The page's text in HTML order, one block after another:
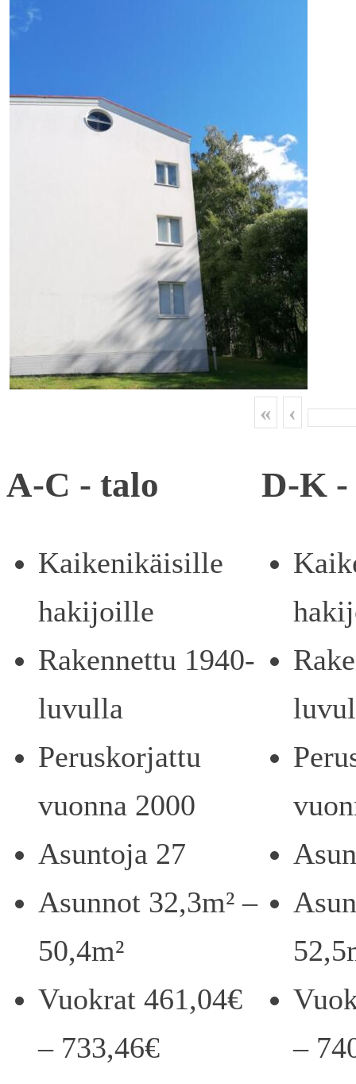
« ‹
A-C - talo D-K -
Kaikenikäisille
hakijoille
Rakennettu 1940-
luvulla
Peruskorjattu
vuonna 2000
Asuntoja 27
Asunnot 32,3m² –
50,4m²
Vuokrat 461,04€
– 733,46€
–